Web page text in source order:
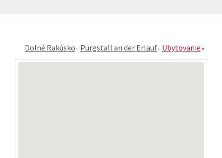
Dolné Rakúsko Purgstall an der Erlauf Ubytovanie